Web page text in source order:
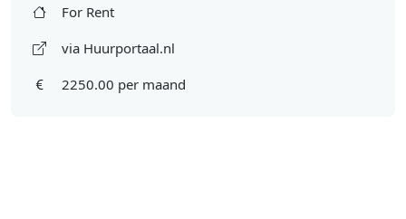
For Rent
via Huurportaal.nl
2250.00 per maand